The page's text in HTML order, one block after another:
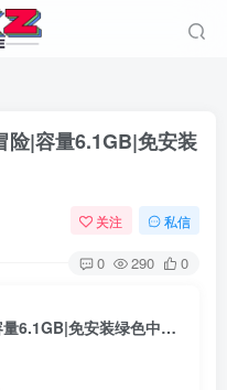
险|容量6.1GB|免安装
关注 私信
0 290 0
神秘洞穴 v1.2.20386|解谜冒险|容量6.1GB|免安装绿色中文版